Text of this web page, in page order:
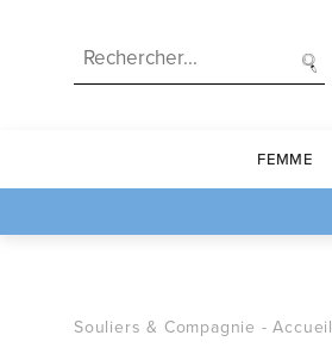
FEMME
Souliers & Compagnie -Accueil